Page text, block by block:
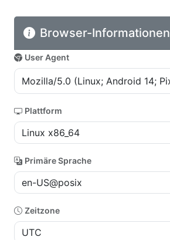
Browser-Informationen
User Agent
Plattform
Primäre Sprache
Zeitzone